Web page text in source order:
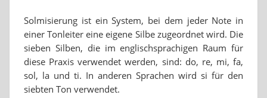
Solmisierung ist ein System, bei dem jeder Note in
einer Tonleiter eine eigene Silbe zugeordnet wird. Die
sieben Silben, die im englischsprachigen Raum für
diese Praxis verwendet werden, sind: do, re, mi, fa,
sol, la und ti. In anderen Sprachen wird si für den
siebten Ton verwendet.